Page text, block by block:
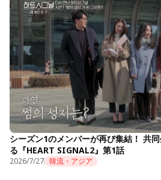
シーズン1のメンバーが再び集結！ 共
る『HEART SIGNAL2』第1話
2026/7/27 韓流・アジア